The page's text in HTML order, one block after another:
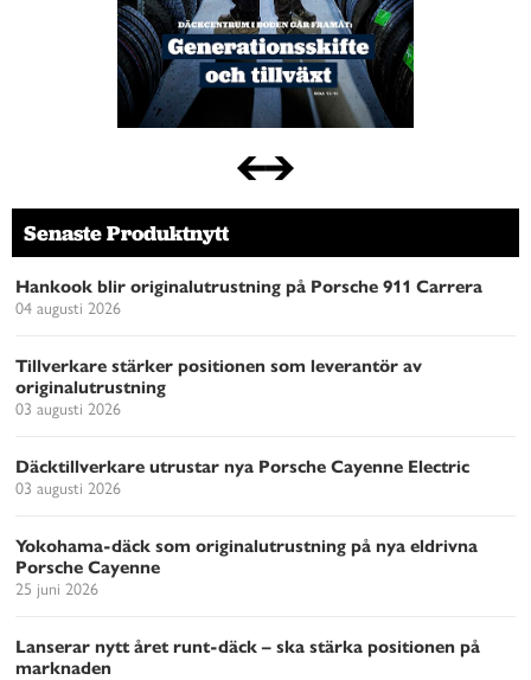
Senaste Produktnytt
Hankook blir originalutrustning på Porsche 911 Carrera
04 augusti 2026
Tillverkare stärker positionen som leverantör av
originalutrustning
03 augusti 2026
Däcktillverkare utrustar nya Porsche Cayenne Electric
03 augusti 2026
Yokohama-däck som originalutrustning på nya eldrivna
Porsche Cayenne
25 juni 2026
Lanserar nytt året runt-däck – ska stärka positionen på
marknaden